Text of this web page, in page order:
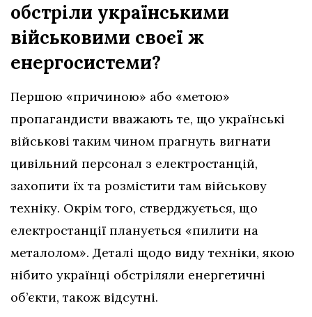
обстріли українськими
військовими своєї ж
енергосистеми?
Першою «причиною» або «метою»
пропагандисти вважають те, що українські
військові таким чином прагнуть вигнати
цивільний персонал з електростанцій,
захопити їх та розмістити там військову
техніку. Окрім того, стверджується, що
електростанції планується «пилити на
металолом». Деталі щодо виду техніки, якою
нібито українці обстріляли енергетичні
об’єкти, також відсутні.